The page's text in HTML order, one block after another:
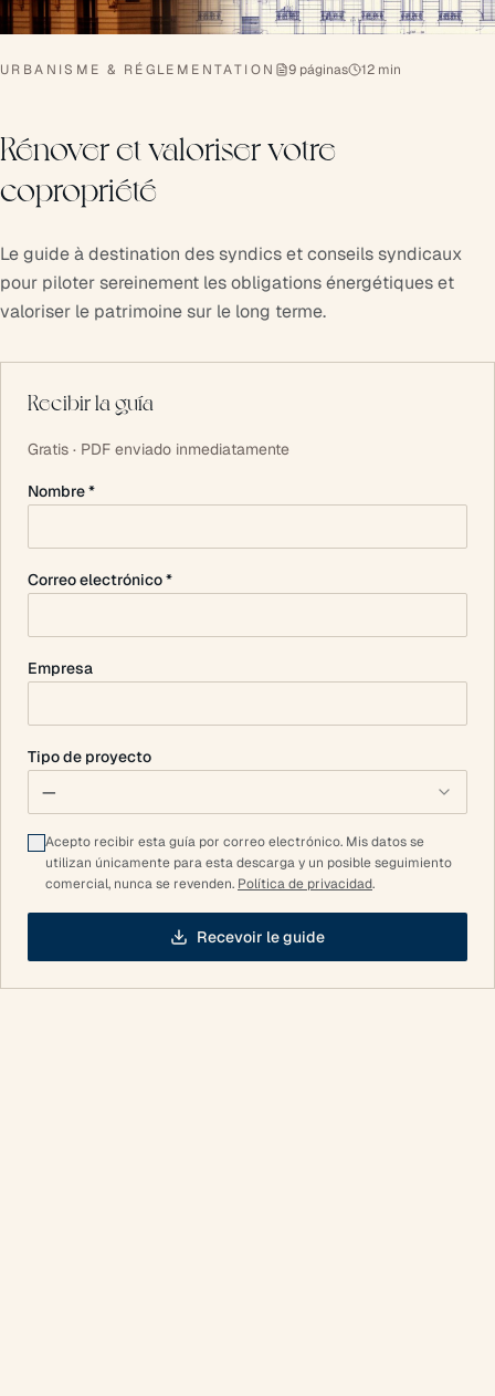
URBANISME & RÉGLEMENTATION 9 páginas 12 min
Rénover et valoriser votre
copropriété
Le guide à destination des syndics et conseils syndicaux
pour piloter sereinement les obligations énergétiques et
valoriser le patrimoine sur le long terme.
Recibir la guía
Gratis · PDF enviado inmediatamente
Nombre *
Correo electrónico *
Empresa
Tipo de proyecto
—
Acepto recibir esta guía por correo electrónico. Mis datos se
utilizan únicamente para esta descarga y un posible seguimiento
comercial, nunca se revenden. Política de privacidad.
Recevoir le guide